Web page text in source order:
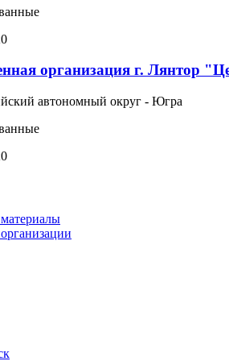
организация г. Лянтор
автономный округ - Югра